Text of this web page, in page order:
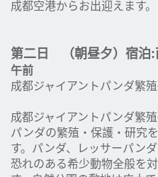
成都空港からお出迎えます。
第二日 （朝昼夕）宿泊:
午前
成都ジャイアントパンダ繁
成都ジャイアントパンダ繁
パンダの繁殖・保護・研究
す。パンダ、レッサーパン
恐れのある希少動物全般を